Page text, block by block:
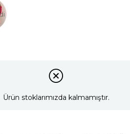
Ürün stoklarımızda kalmamıştır.